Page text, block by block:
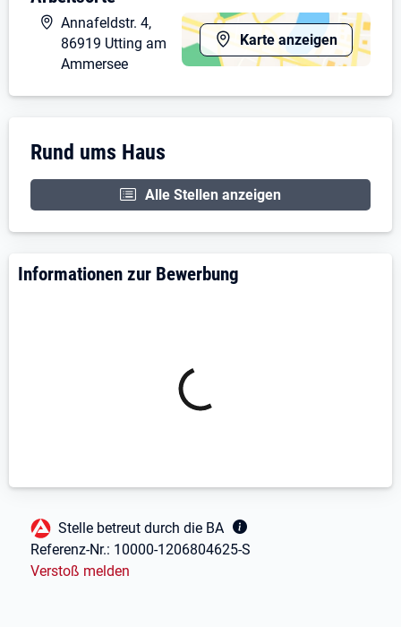
Karte anzeigen
Annafeldstr. 4,
86919 Utting am
Ammersee
Unternehmensdarstellung: Rund ums Haus
Rund ums Haus
Alle Stellen anzeigen
Informationen zur Bewerbung
Fußbereich
Stelle betreut durch die BA
Referenz-Nr.: 10000-1206804625-S
Verstoß melden